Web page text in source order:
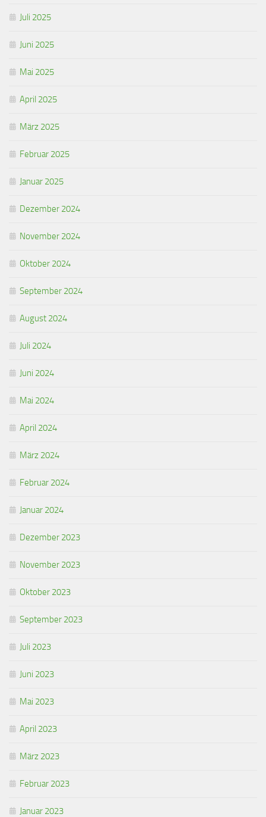
Juli 2025
Juni 2025
Mai 2025
April 2025
März 2025
Februar 2025
Januar 2025
Dezember 2024
November 2024
Oktober 2024
September 2024
August 2024
Juli 2024
Juni 2024
Mai 2024
April 2024
März 2024
Februar 2024
Januar 2024
Dezember 2023
November 2023
Oktober 2023
September 2023
Juli 2023
Juni 2023
Mai 2023
April 2023
März 2023
Februar 2023
Januar 2023